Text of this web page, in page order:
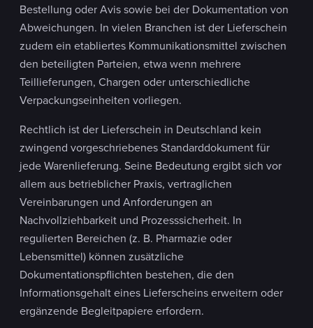
Bestellung oder Avis sowie bei der Dokumentation von
Abweichungen. In vielen Branchen ist der Lieferschein
zudem ein etabliertes Kommunikationsmittel zwischen
den beteiligten Parteien, etwa wenn mehrere
Teillieferungen, Chargen oder unterschiedliche
Verpackungseinheiten vorliegen.
Rechtlich ist der Lieferschein in Deutschland kein
zwingend vorgeschriebenes Standarddokument für
jede Warenlieferung. Seine Bedeutung ergibt sich vor
allem aus betrieblicher Praxis, vertraglichen
Vereinbarungen und Anforderungen an
Nachvollziehbarkeit und Prozesssicherheit. In
regulierten Bereichen (z. B. Pharmazie oder
Lebensmittel) können zusätzliche
Dokumentationspflichten bestehen, die den
Informationsgehalt eines Lieferscheins erweitern oder
ergänzende Begleitpapiere erfordern.